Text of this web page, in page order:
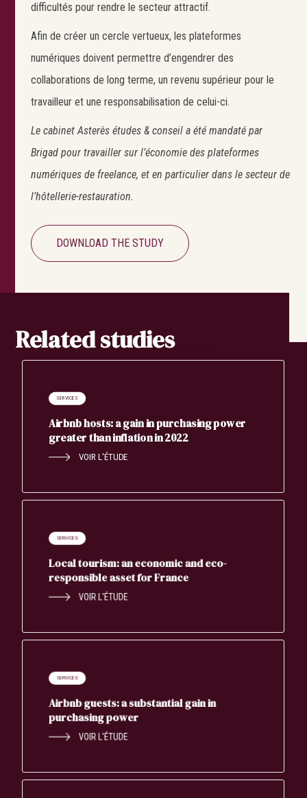
difficultés pour rendre le secteur attractif.
Afin de créer un cercle vertueux, les plateformes
numériques doivent permettre d’engendrer des
collaborations de long terme, un revenu supérieur pour le
travailleur et une responsabilisation de celui-ci.
Le cabinet Asterès études & conseil a été mandaté par
Brigad pour travailler sur l’économie des plateformes
numériques de freelance, et en particulier dans le secteur de
l’hôtellerie-restauration.
DOWNLOAD THE STUDY
Related studies
SERVICES
Airbnb hosts: a gain in purchasing power
greater than inflation in 2022
VOIR L'ÉTUDE
SERVICES
Local tourism: an economic and eco-
responsible asset for France
VOIR L'ÉTUDE
SERVICES
Airbnb guests: a substantial gain in
purchasing power
VOIR L'ÉTUDE
Search